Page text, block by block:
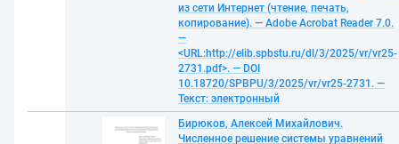
из сети Интернет (чтение, печать,
копирование). — Adobe Acrobat Reader 7.0.
—
<URL:http://elib.spbstu.ru/dl/3/2025/vr/vr25-
2731.pdf>. — DOI
10.18720/SPBPU/3/2025/vr/vr25-2731. —
Текст: электронный
Бирюков, Алексей Михайлович.
Численное решение системы уравнений